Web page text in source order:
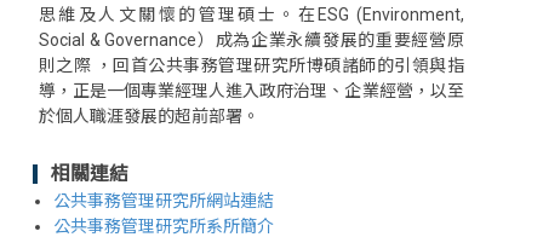
思維及人文關懷的管理碩士。在ESG (Environment,
Social & Governance）成為企業永續發展的重要經營原
則之際 ，回首公共事務管理研究所博碩諸師的引領與指
導，正是一個專業經理人進入政府治理、企業經營，以至
於個人職涯發展的超前部署。
相關連結
公共事務管理研究所網站連結
公共事務管理研究所系所簡介